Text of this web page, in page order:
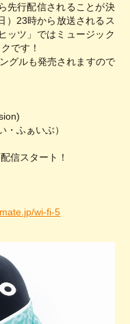
先行配信されることが決
23時から放送されるス
ッツ」ではミュージック
です！
グルも発売されますので
・ふぁいぶ）
信スタート！
wi-fi-5